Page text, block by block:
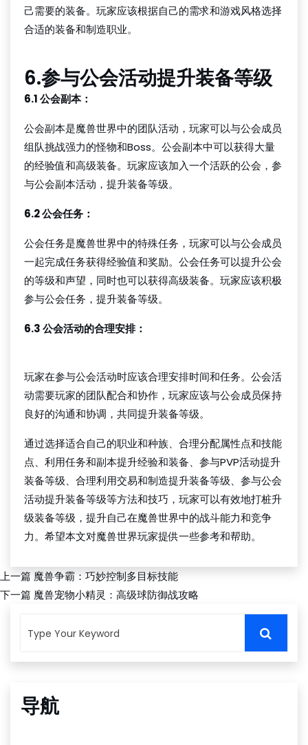
己需要的装备。玩家应该根据自己的需求和游戏风格选择
合适的装备和制造职业。
6.参与公会活动提升装备等级
6.1 公会副本：
公会副本是魔兽世界中的团队活动，玩家可以与公会成员
组队挑战强力的怪物和Boss。公会副本中可以获得大量
的经验值和高级装备。玩家应该加入一个活跃的公会，参
与公会副本活动，提升装备等级。
6.2 公会任务：
公会任务是魔兽世界中的特殊任务，玩家可以与公会成员
一起完成任务获得经验值和奖励。公会任务可以提升公会
的等级和声望，同时也可以获得高级装备。玩家应该积极
参与公会任务，提升装备等级。
6.3 公会活动的合理安排：
玩家在参与公会活动时应该合理安排时间和任务。公会活
动需要玩家的团队配合和协作，玩家应该与公会成员保持
良好的沟通和协调，共同提升装备等级。
通过选择适合自己的职业和种族、合理分配属性点和技能
点、利用任务和副本提升经验和装备、参与PVP活动提升
装备等级、合理利用交易和制造提升装备等级、参与公会
活动提升装备等级等方法和技巧，玩家可以有效地打桩升
级装备等级，提升自己在魔兽世界中的战斗能力和竞争
力。希望本文对魔兽世界玩家提供一些参考和帮助。
上一篇 魔兽争霸：巧妙控制多目标技能
下一篇 魔兽宠物小精灵：高级球防御战攻略
导航